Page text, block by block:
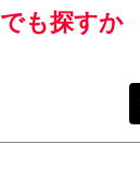
でも探すか